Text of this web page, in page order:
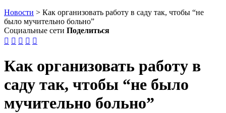
Новости > Как организовать работу в саду так, чтобы “не
было мучительно больно”
Социальные сети Поделиться
    
Как организовать работу в
саду так, чтобы “не было
мучительно больно”